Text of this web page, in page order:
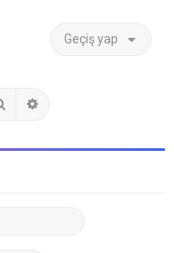
Geçiş yap